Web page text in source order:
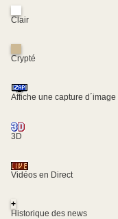
Clair
Crypté
Affiche une capture d´image
3D
Vidéos en Direct
+
Historique des news